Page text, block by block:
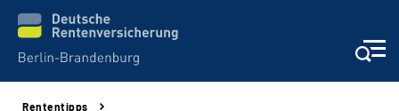
Rententipps